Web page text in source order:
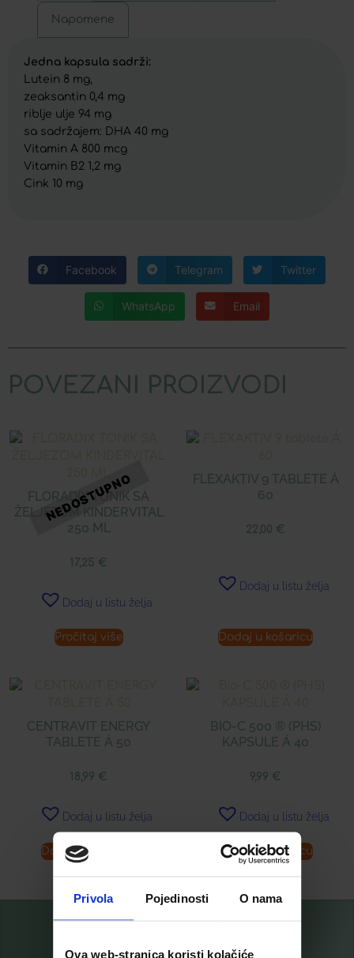
Privola Pojedinosti O nama
Ova web-stranica koristi kolačiće
Napomene
Jedna kapsula sadrži:
Lutein 8 mg,
zeaksantin 0,4 mg
riblje ulje 94 mg
sa sadržajem: DHA 40 mg
Vitamin A 800 mcg
Vitamin B2 1,2 mg
Cink 10 mg
Facebook Telegram Twitter
WhatsApp Email
POVEZANI PROIZVODI
FLORADIX TONIK SA
ŽELJEZOM KINDERVITAL
250 ML
17,25 €
Dodaj u listu želja
Pročitaj više
FLEXAKTIV 9 TABLETE Á
60
22,00 €
Dodaj u listu želja
Dodaj u košaricu
CENTRAVIT ENERGY
TABLETE Á 50
18,99 €
Dodaj u listu želja
Dodaj u košaricu
BIO-C 500 ® (PHS)
KAPSULE Á 40
9,99 €
Dodaj u listu želja
Dodaj u košaricu